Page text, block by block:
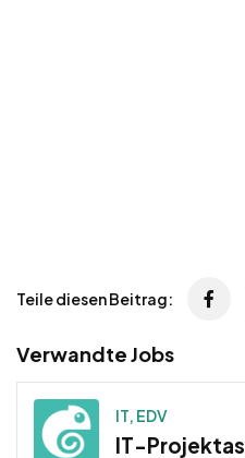
Teile diesen Beitrag:
Verwandte Jobs
IT, EDV
IT-